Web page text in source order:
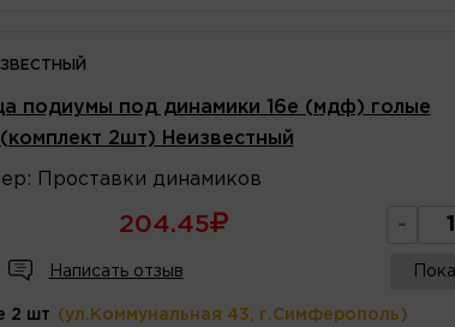
подиумы под динамики 16е (мдф) голые
2шт) Неизвестный
: Проставки динамиков
204.45 -
Написать отзыв
2 шт (ул.Коммунальная 43, г.Симферополь)